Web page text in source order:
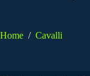
Home / Cavalli